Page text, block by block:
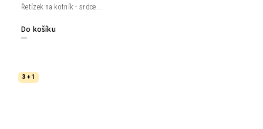
Do košíku
Řetízek na kotník - srdce...
3 + 1